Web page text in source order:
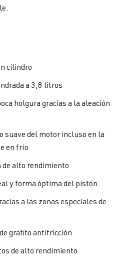
cilindro
a 3,8 litros
holgura gracias a la aleación
suave del motor incluso en la
en frío
de alto rendimiento
y forma óptima del pistón
a las zonas especiales de
grafito antifricción
de alto rendimiento